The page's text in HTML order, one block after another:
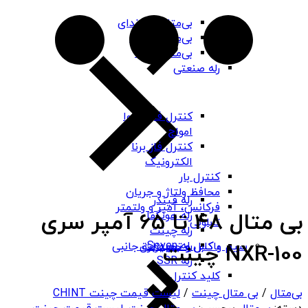
بی‌متال هیوندای
بی‌متال چینت
بی‌متال PNS
رله صنعتی
رله فیندر
رله هونگفا
رله چینت
رله Seven
رله SSR
کلید کنترل
کنترل فاز شیوا
امواج
کنترل فاز برنا
الکترونیک
کنترل بار
محافظ ولتاژ و جریان
فرکانس، آمپر و ولتمتر
تابلویی
باکس و جعبه برق
سیم و کابل و تجهیزات جانبی
بی متال 48 تا 65 آمپر سری
NXR-100 چینت
بی‌متال / بی متال چینت / لیست قیمت چینت CHINT